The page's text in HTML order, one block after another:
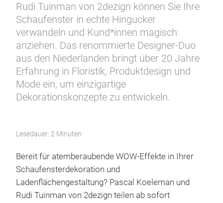
Rudi Tuinman von 2dezign können Sie Ihre
Schaufenster in echte Hingucker
verwandeln und Kund*innen magisch
anziehen. Das renommierte Designer-Duo
aus den Niederlanden bringt über 20 Jahre
Erfahrung in Floristik, Produktdesign und
Mode ein, um einzigartige
Dekorationskonzepte zu entwickeln.
Lesedauer: 2 Minuten
Bereit für atemberaubende WOW-Effekte in Ihrer
Schaufensterdekoration und
Ladenflächengestaltung? Pascal Koeleman und
Rudi Tuinman von 2dezign teilen ab sofort